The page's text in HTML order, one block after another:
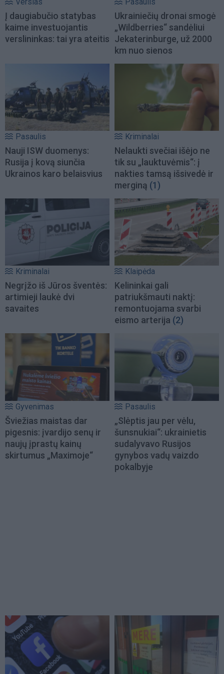
Į daugiabučio statybas
kaime investuojantis
verslininkas: tai yra ateitis
Ukrainiečių dronai smogė
„Wildberries“ sandėliui
Jekaterinburge, už 2000
km nuo sienos
Pasaulis
Nauji ISW duomenys:
Rusija į kovą siunčia
Ukrainos karo belaisvius
Kriminalai
Nelaukti svečiai išėjo ne
tik su „lauktuvėmis“: į
nakties tamsą išsivedė ir
merginą (1)
Kriminalai
Negrįžo iš Jūros šventės:
artimieji laukė dvi
savaites
Klaipėda
Kelininkai gali
patriukšmauti naktį:
remontuojama svarbi
eismo arterija (2)
Gyvenimas
Šviežias maistas dar
pigesnis: įvardijo senų ir
naujų įprastų kainų
skirtumus „Maximoje“
Pasaulis
„Slėptis jau per vėlu,
šunsnukiai“: ukrainietis
sudalyvavo Rusijos
gynybos vadų vaizdo
pokalbyje